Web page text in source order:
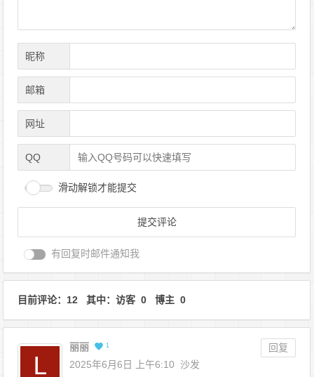
昵称
邮箱
网址
QQ
滑动解锁才能提交
有回复时邮件通知我
目前评论：12 其中：访客 0 博主 0
丽丽 1
回复
2025年6月6日 上午6:10
沙发